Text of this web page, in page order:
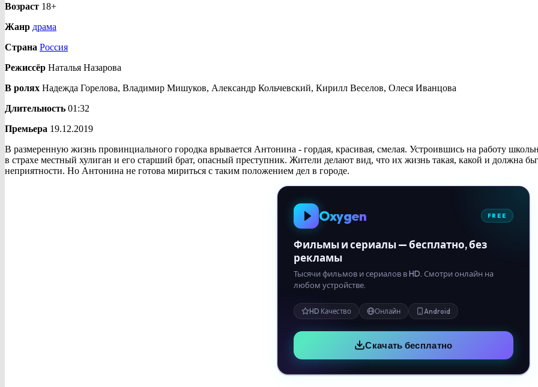
Возраст 18+
Жанр драма
Страна Россия
Режиссёр Наталья Назарова
В ролях Надежда Горелова, Владимир Мишуков, Александр Кольчевский, Кирилл Веселов, Олеся Иванцова
Длительность 01:32
Премьера 19.12.2019
В размеренную жизнь провинциального городка врывается Антонина - гордая, красивая, смелая. Устроившись на работу
в страхе местный хулиган и его старший брат, опасный преступник. Жители делают вид, что их жизнь такая, какой и должна
неприятности. Но Антонина не готова мириться с таким положением дел в городе.
Oxygen FREE
Фильмы и сериалы — бесплатно, без
рекламы
Тысячи фильмов и сериалов в HD. Смотри онлайн на
любом устройстве.
HD Качество Онлайн Android
Скачать бесплатно